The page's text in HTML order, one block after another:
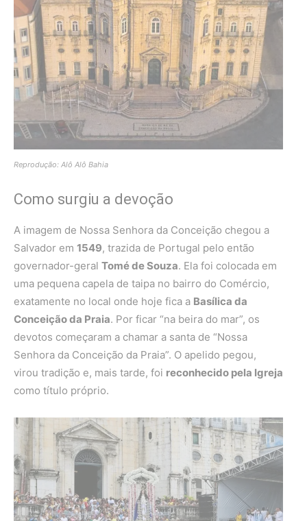
Reprodução: Alô Alô Bahia
Como surgiu a devoção
A imagem de Nossa Senhora da Conceição chegou a
Salvador em 1549, trazida de Portugal pelo então
governador-geral Tomé de Souza. Ela foi colocada em
uma pequena capela de taipa no bairro do Comércio,
exatamente no local onde hoje fica a Basílica da
Conceição da Praia. Por ficar “na beira do mar”, os
devotos começaram a chamar a santa de “Nossa
Senhora da Conceição da Praia”. O apelido pegou,
virou tradição e, mais tarde, foi reconhecido pela Igreja
como título próprio.